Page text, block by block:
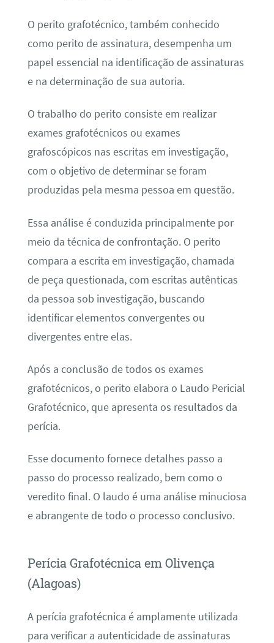
O perito grafotécnico, também conhecido
como perito de assinatura, desempenha um
papel essencial na identificação de assinaturas
e na determinação de sua autoria.
O trabalho do perito consiste em realizar
exames grafotécnicos ou exames
grafoscópicos nas escritas em investigação,
com o objetivo de determinar se foram
produzidas pela mesma pessoa em questão.
Essa análise é conduzida principalmente por
meio da técnica de confrontação. O perito
compara a escrita em investigação, chamada
de peça questionada, com escritas autênticas
da pessoa sob investigação, buscando
identificar elementos convergentes ou
divergentes entre elas.
Após a conclusão de todos os exames
grafotécnicos, o perito elabora o Laudo Pericial
Grafotécnico, que apresenta os resultados da
perícia.
Esse documento fornece detalhes passo a
passo do processo realizado, bem como o
veredito final. O laudo é uma análise minuciosa
e abrangente de todo o processo conclusivo.
Perícia Grafotécnica em Olivença
(Alagoas)
A perícia grafotécnica é amplamente utilizada
para verificar a autenticidade de assinaturas